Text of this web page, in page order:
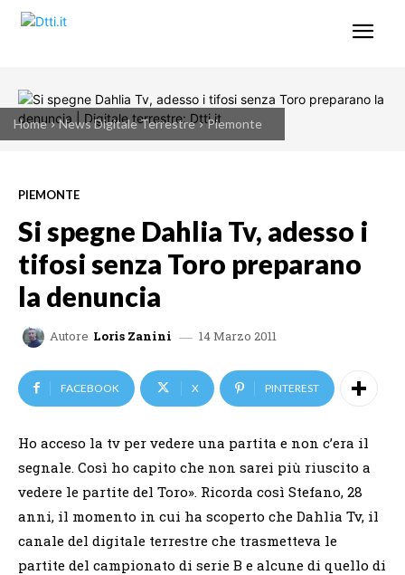
Home News Digitale Terrestre Piemonte
PIEMONTE
Si spegne Dahlia Tv, adesso i
tifosi senza Toro preparano
la denuncia
Autore Loris Zanini 14 Marzo 2011
FACEBOOK X PINTEREST
Ho acceso la tv per vedere una partita e non c’era il
segnale. Così ho capito che non sarei più riuscito a
vedere le partite del Toro». Ricorda così Stefano, 28
anni, il momento in cui ha scoperto che Dahlia Tv, il
canale del digitale terrestre che trasmetteva le
partite del campionato di serie B e alcune di quello di